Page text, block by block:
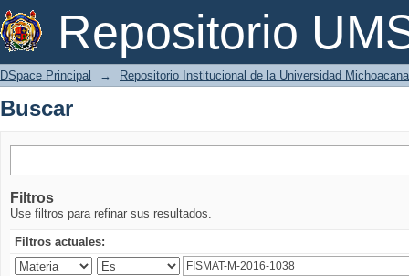
Repositorio
Buscar
DSpace Principal → Repositorio Institucional de la Universidad
Buscar
Filtros
Use filtros para refinar sus resultados.
Filtros actuales: